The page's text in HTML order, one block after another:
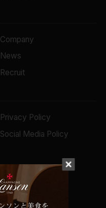
Company
News
Recruit
Privacy Policy
Social Media Policy